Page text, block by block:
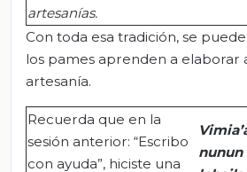
artesanías.
Con toda esa tradición, se
los pames aprenden a elaborar
artesanía.
Recuerda que en la
sesión anterior: “Escribo
con ayuda”, hiciste una
nunun